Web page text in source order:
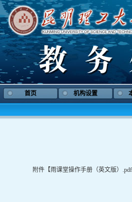
首页 机构设置
附件【雨课堂操作手册（英文版）.pdf